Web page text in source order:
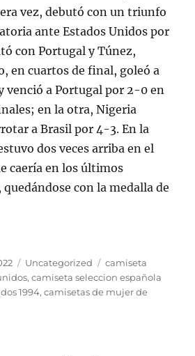
vez, debutó con un triunfo
ante Estados Unidos por
con Portugal y Túnez,
en cuartos de final, goleó a
venció a Portugal por 2-0 en
en la otra, Nigeria
a Brasil por 4-3. En la
dos veces arriba en el
caería en los últimos
con la medalla de
Categorías
Uncategorized Etiquetas
camiseta
,camiseta seleccion española
1994,camisetas de mujer de